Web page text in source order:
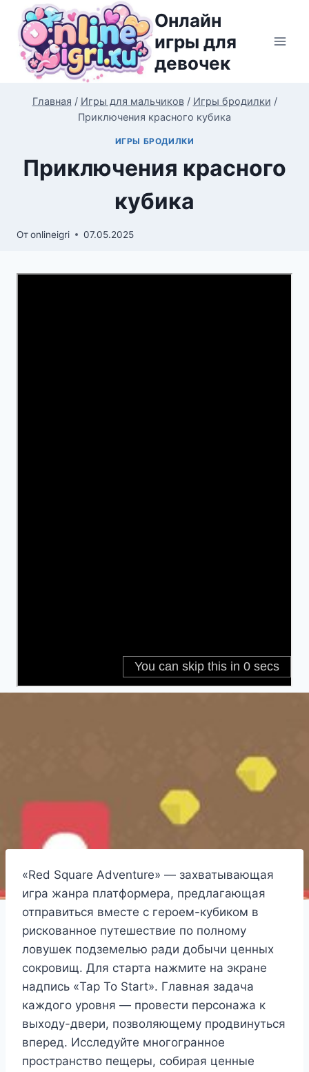
Перейти
содержимому
Онлайн
игры для
девочек
Главная / Игры для мальчиков / Игры бродилки /
Приключения красного кубика
ИГРЫ БРОДИЛКИ
Приключения красного
кубика
Отonlineigri 07.05.2025
«Red Square Adventure» — захватывающая
игра жанра платформера, предлагающая
отправиться вместе с героем-кубиком в
рискованное путешествие по полному
ловушек подземелью ради добычи ценных
сокровищ. Для старта нажмите на экране
надпись «Tap To Start». Главная задача
каждого уровня — провести персонажа к
выходу-двери, позволяющему продвинуться
вперед. Исследуйте многогранное
пространство пещеры, собирая ценные